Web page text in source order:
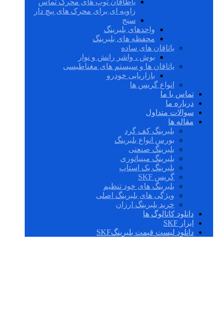
یاطاقان توپ های محرک تماس
زاویه ای برای محرک های پیچ دار
سنج
واحدهای بلبرینگ
محفظه های بلبرینگ
یاتاقان های ساده
بوش ، واشر رانش و نوار
یاتاقان ها و سیستم های مغناطیسی
بازاریابی خودرو
انواع گریس ها
تماس با ما
درباره ما
سوالات متداول
مقاله ها
بلبرینگ کف گرد
بورس انواع بلبرینگ
بلبرینگ صنعتی
بلبرینگ مینیاتوری
بلبرینگ بک استاپ
گریس SKF
بلبرینگ های خود تنظیم
ویژگی های بلبرینگ اصلی
خرید بلبرینگ ارزان
دانلود کاتالوگ ها
ابزار SKF
دانلود لیست قیمت بلبرینگSKF